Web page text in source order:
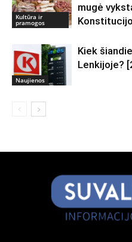
Kultūra ir
pramogos
mugė
Naujienos
Kiek
Lenkijoje?